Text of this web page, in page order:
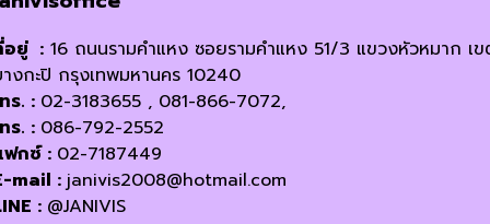
อยู่ : 16 ถนนรามคำแหง ซอยรามคำแหง 51/3 แขวงหัวหมาก เ
งกะปิ กรุงเทพมหานคร 10240
ร. : 02-3183655 , 081-866-7072,
ร. : 086-792-2552
กซ์ : 02-7187449
mail : janivis2008@hotmail.com
: @JANIVIS